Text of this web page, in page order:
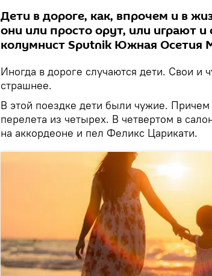
Дети в дороге, как, впрочем и в
они или просто орут, или играют и
колумнист Sputnik Южная Осетия
Иногда в дороге случаются дети. Свои и
страшнее.
В этой поездке дети были чужие.
перелета из четырех. В четвертом в
на аккордеоне и пел Феликс Царикати.